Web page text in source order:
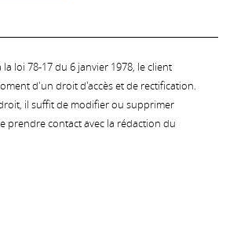
loi 78-17 du 6 janvier 1978, le client
d'un droit d'accès et de rectification.
il suffit de modifier ou supprimer
prendre contact avec la rédaction du